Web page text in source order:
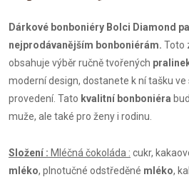
Dárkové bonboniéry Bolci Diamond
nejprodávanějším bonboniérám. Toto
obsahuje výběr ručně tvořených
moderní design, dostanete k ní tašku
provedení. Tato kvalitní bonboniéra
muže, ale také pro ženy i rodinu.
Složení : Mléčná čokoláda : cukr,
mléko, plnotučné odstředěné mléko,